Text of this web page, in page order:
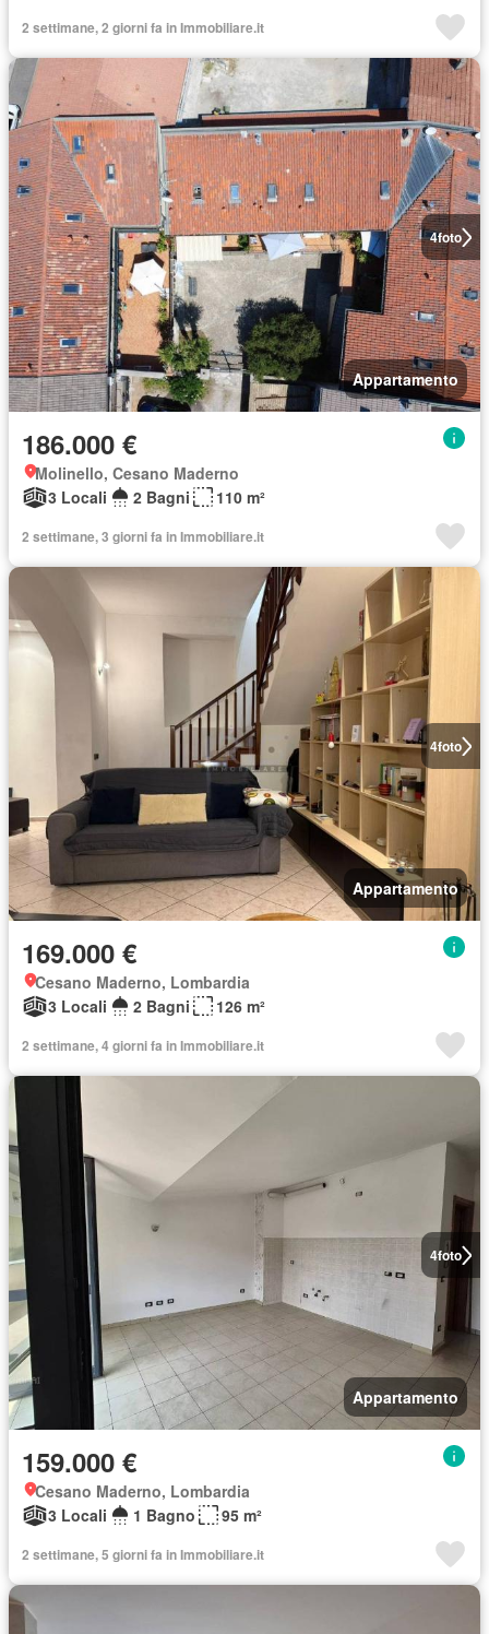
2 settimane, 2 giorni fa in Immobiliare.it
4foto
Appartamento
186.000 €
Molinello, Cesano Maderno
3 Locali
2 Bagni 110 m²
2 settimane, 3 giorni fa in Immobiliare.it
4foto
Appartamento
169.000 €
Cesano Maderno, Lombardia
3 Locali
2 Bagni 126 m²
2 settimane, 4 giorni fa in Immobiliare.it
4foto
Appartamento
159.000 €
Cesano Maderno, Lombardia
3 Locali
1 Bagno 95 m²
2 settimane, 5 giorni fa in Immobiliare.it